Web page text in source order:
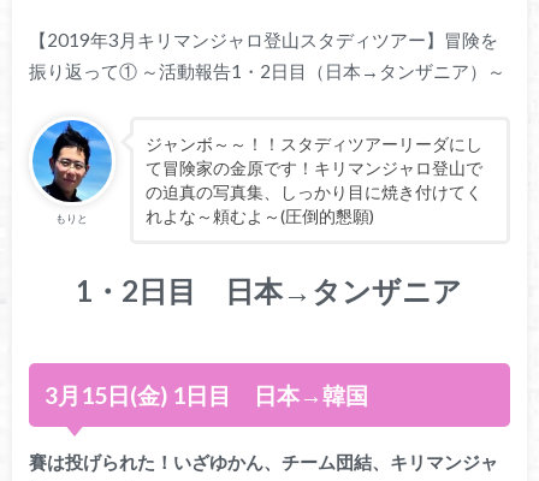
【2019年3月キリマンジャロ登山スタディツアー】冒険を
振り返って① ～活動報告1・2日目（日本→タンザニア）～
もりと
ジャンボ～～！！スタディツアーリーダにし
て冒険家の金原です！キリマンジャロ登山で
の迫真の写真集、しっかり目に焼き付けてく
れよな～頼むよ～(圧倒的懇願)
1・2日目 日本→タンザニア
3月15日(金) 1日目 日本→韓国
賽は投げられた！いざゆかん、チーム団結、キリマンジャ